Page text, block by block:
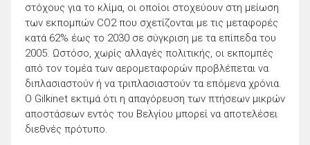
στόχους για το κλίμα, οι οποίοι στοχεύουν στη μείωση
των εκπομπών CO2 που σχετίζονται με τις μεταφορές
κατά 62% έως το 2030 σε σύγκριση με τα επίπεδα του
2005. Ωστόσο, χωρίς αλλαγές πολιτικής, οι εκπομπές
από τον τομέα των αερομεταφορών προβλέπεται να
διπλασιαστούν ή να τριπλασιαστούν τα επόμενα χρόνια.
Ο Gilkinet εκτιμά ότι η απαγόρευση των πτήσεων μικρών
αποστάσεων εντός του Βελγίου μπορεί να αποτελέσει
διεθνές πρότυπο.